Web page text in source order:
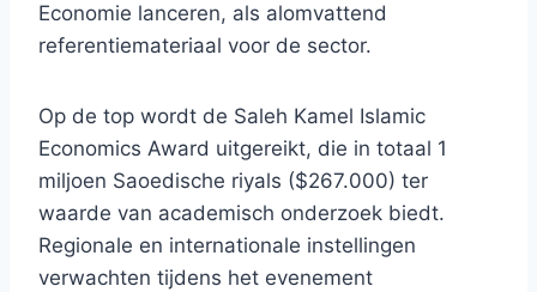
Economie lanceren, als alomvattend
referentiemateriaal voor de sector.
Op de top wordt de Saleh Kamel Islamic
Economics Award uitgereikt, die in totaal 1
miljoen Saoedische riyals ($267.000) ter
waarde van academisch onderzoek biedt.
Regionale en internationale instellingen
verwachten tijdens het evenement